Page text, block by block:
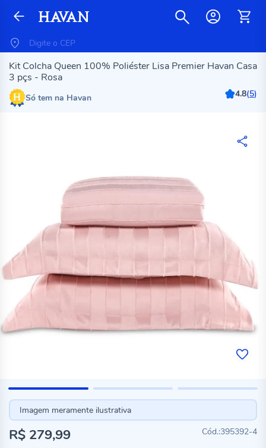
Kit Colcha Queen 100% Poliéster Lisa Premier Havan Casa
3 pçs - Rosa
Só tem na Havan 4.8(5)
Imagem meramente ilustrativa
395392-4
R$ 279,99